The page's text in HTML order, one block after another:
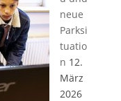
neue
Parksi
tuatio
n 12.
März
2026